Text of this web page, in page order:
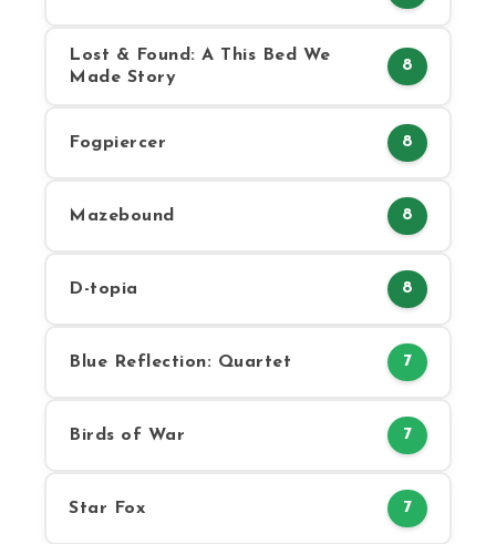
Lost & Found: A This Bed We
Made Story
8
Fogpiercer 8
Mazebound 8
D-topia 8
Blue Reflection: Quartet 7
Birds of War 7
Star Fox 7